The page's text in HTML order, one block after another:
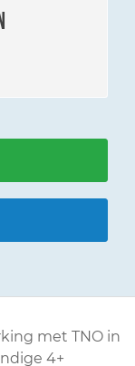
met TNO in
4+